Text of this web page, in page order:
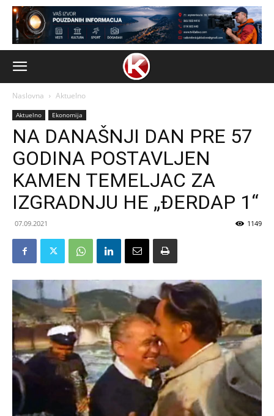
Naslovna Aktuelno
Aktuelno Ekonomija
NA DANAŠNJI DAN PRE 57
GODINA POSTAVLJEN
KAMEN TEMELJAC ZA
IZGRADNJU HE „ĐERDAP 1“
07.09.2021 1149